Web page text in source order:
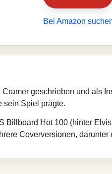
Bei Amazon
Cramer geschrieben und als
sein Spiel prägte.
Billboard Hot 100 (hinter
Coverversionen,